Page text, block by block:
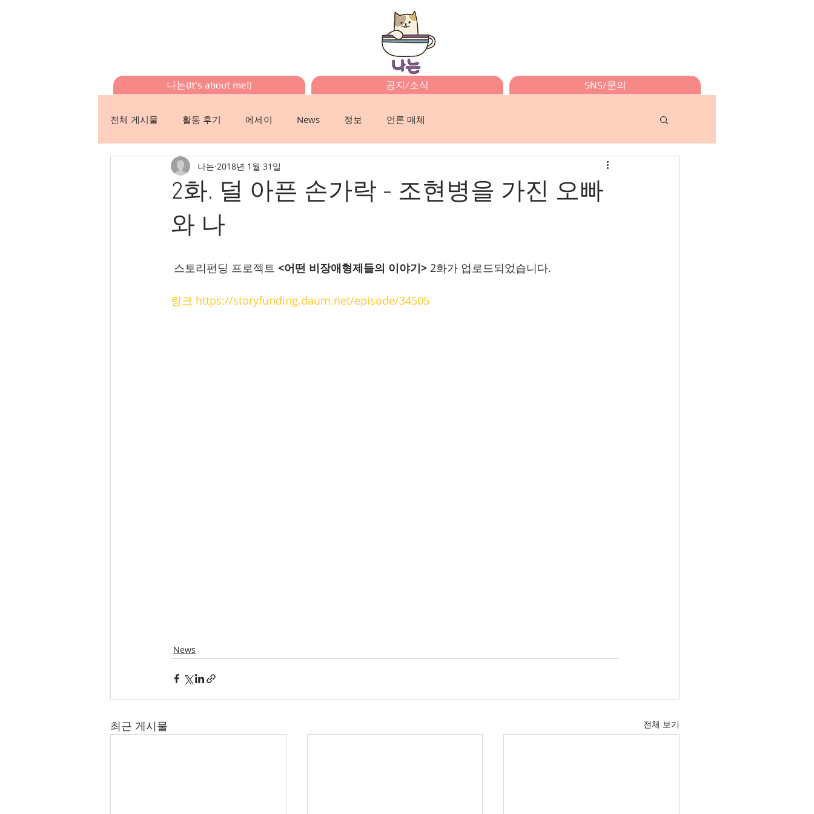
나는(It's about me!) 공지/소식 SNS/문의
전체 게시물 활동 후기 에세이 News 정보 언론 매체
2화. 덜 아픈 손가락 - 조현병을 가진 오빠
와 나
나는 2018년 1월 31일
스토리펀딩 프로젝트 <어떤 비장애형제들의 이야기> 2화가 업로드되었습니다.
링크 https://storyfunding.daum.net/episode/34505
News
최근 게시물 전체 보기